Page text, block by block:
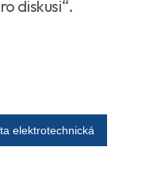
diskusi“.
elektrotechnická